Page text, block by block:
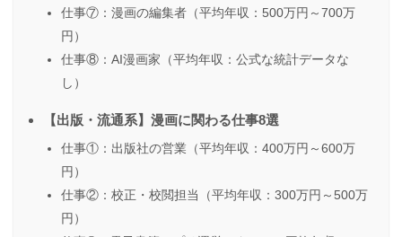
仕事⑦：漫画の編集者（平均年収：500万円～700万
円）
仕事⑧：AI漫画家（平均年収：公式な統計データな
し）
【出版・流通系】漫画に関わる仕事8選
仕事①：出版社の営業（平均年収：400万円～600万
円）
仕事②：校正・校閲担当（平均年収：300万円～500万
円）